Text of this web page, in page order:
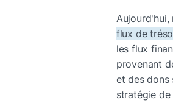
Aujourd'hui,
flux de
les flux
provenant
stratégie